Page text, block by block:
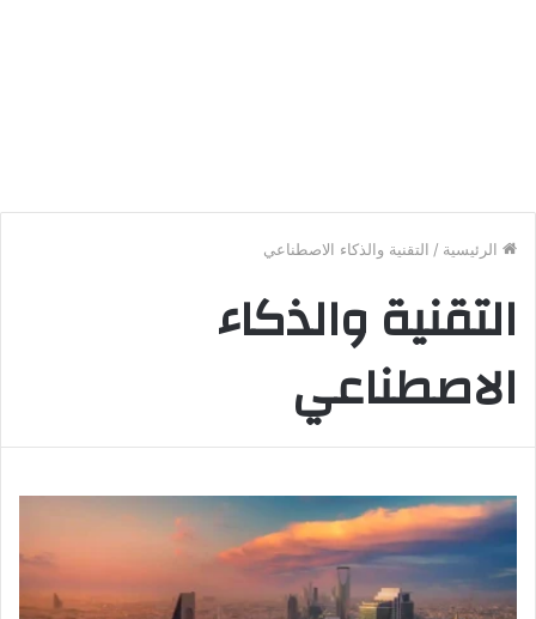
الرئيسية / التقنية والذكاء الاصطناعي
التقنية والذكاء
الاصطناعي